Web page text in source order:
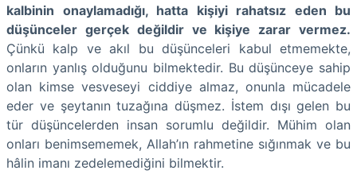
kalbinin onaylamadığı, hatta kişiyi rahatsız eden bu
düşünceler gerçek değildir ve kişiye zarar vermez.
Çünkü kalp ve akıl bu düşünceleri kabul etmemekte,
onların yanlış olduğunu bilmektedir. Bu düşünceye sahip
olan kimse vesveseyi ciddiye almaz, onunla mücadele
eder ve şeytanın tuzağına düşmez. İstem dışı gelen bu
tür düşüncelerden insan sorumlu değildir. Mühim olan
onları benimsememek, Allah’ın rahmetine sığınmak ve bu
hâlin imanı zedelemediğini bilmektir.